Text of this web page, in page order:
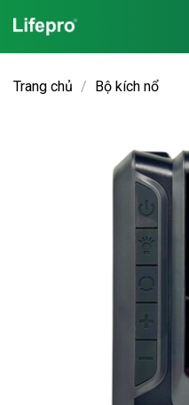
đến
nội
dung
Trang chủ / Bộ kích nổ